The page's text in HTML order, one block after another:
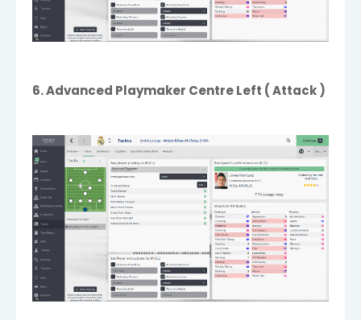
6. Advanced Playmaker Centre Left ( Attack )